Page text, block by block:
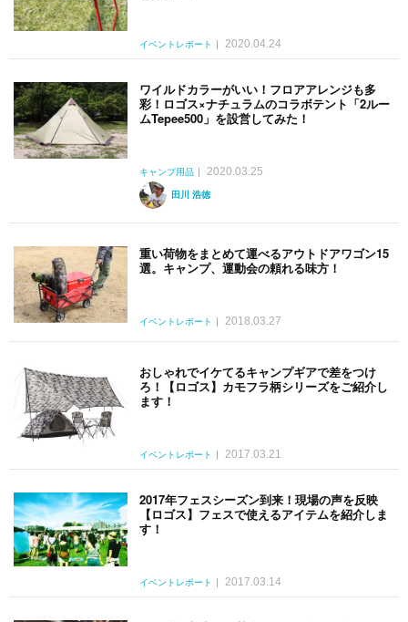
イベントレポート 2020.04.24
ワイルドカラーがいい！フロアアレンジも多
彩！ロゴス×ナチュラムのコラボテント「2ルー
ムTepee500」を設営してみた！
キャンプ用品
2020.03.25
田川 浩徳
重い荷物をまとめて運べるアウトドアワゴン15
選。キャンプ、運動会の頼れる味方！
イベントレポート 2018.03.27
おしゃれでイケてるキャンプギアで差をつけ
ろ！【ロゴス】カモフラ柄シリーズをご紹介し
ます！
イベントレポート 2017.03.21
2017年フェスシーズン到来！現場の声を反映
【ロゴス】フェスで使えるアイテムを紹介しま
す！
イベントレポート 2017.03.14